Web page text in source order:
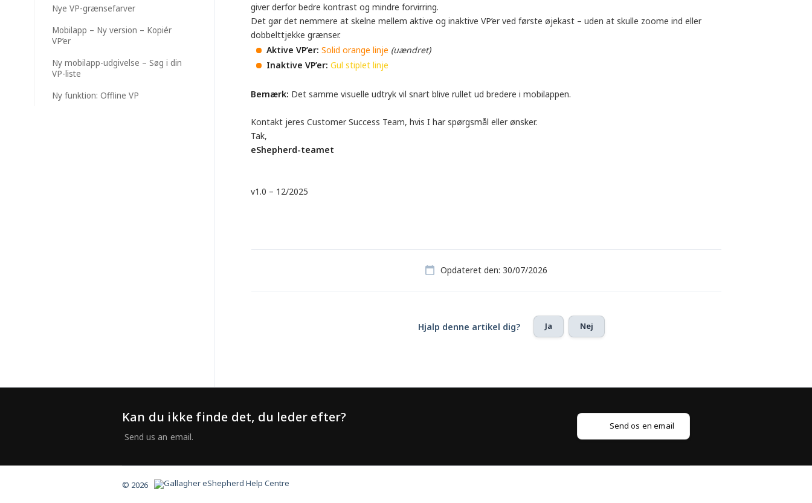
Nye VP-grænsefarver
Mobilapp – Ny version – Kopiér
VP’er
Ny mobilapp-udgivelse – Søg i din
VP-liste
Ny funktion: Offline VP
giver derfor bedre kontrast og mindre forvirring.
Det gør det nemmere at skelne mellem aktive og inaktive VP’er ved første øjekast – uden at skulle zoome ind eller
dobbelttjekke grænser.
Aktive VP’er: Solid orange linje (uændret)
Inaktive VP’er: Gul stiplet linje
Bemærk: Det samme visuelle udtryk vil snart blive rullet ud bredere i mobilappen.
Kontakt jeres Customer Success Team, hvis I har spørgsmål eller ønsker.
Tak,
eShepherd-teamet
v1.0 – 12/2025
Opdateret den: 30/07/2026
Hjalp denne artikel dig? Ja Nej
Kan du ikke finde det, du leder efter?
Send os en email
© 2026